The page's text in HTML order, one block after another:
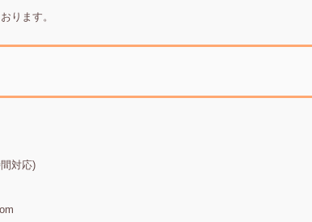
ります。
対応)